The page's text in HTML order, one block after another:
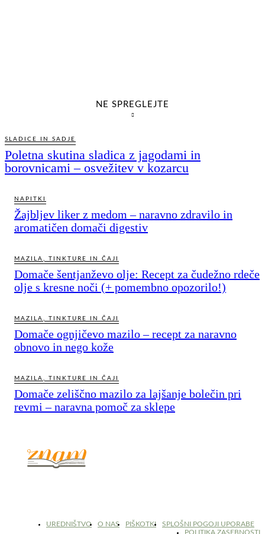
NE SPREGLEJTE
SLADICE IN SADJE
Poletna skutina sladica z jagodami in
borovnicami – osvežitev v kozarcu
NAPITKI
Žajbljev liker z medom – naravno zdravilo in
aromatičen domači digestiv
MAZILA, TINKTURE IN ČAJI
Domače šentjanževo olje: Recept za čudežno rdeče
olje s kresne noči (+ pomembno opozorilo!)
MAZILA, TINKTURE IN ČAJI
Domače ognjičevo mazilo – recept za naravno
obnovo in nego kože
MAZILA, TINKTURE IN ČAJI
Domače zeliščno mazilo za lajšanje bolečin pri
revmi – naravna pomoč za sklepe
UREDNIŠTVO O NAS PIŠKOTKI
SPLOŠNI POGOJI UPORABE
POLITIKA ZASEBNOSTI